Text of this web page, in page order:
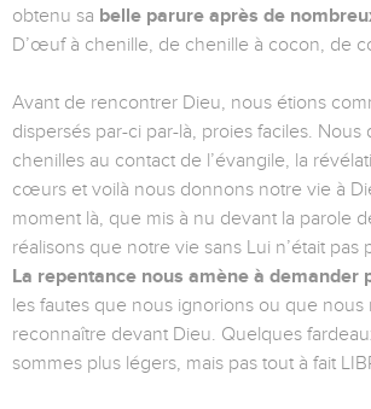
obtenu sa belle parure après de
D’œuf à chenille, de chenille à cocon, de
Avant de rencontrer Dieu, nous étions
dispersés par-ci par-là, proies faciles.
chenilles au contact de l’évangile, la
cœurs et voilà nous donnons notre vie à
moment là, que mis à nu devant la parole
réalisons que notre vie sans Lui n’était pas
La repentance nous amène à demander
les fautes que nous ignorions ou que nous
reconnaître devant Dieu. Quelques
sommes plus légers, mais pas tout à fait